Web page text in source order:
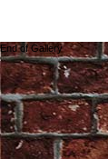
End of Gallery